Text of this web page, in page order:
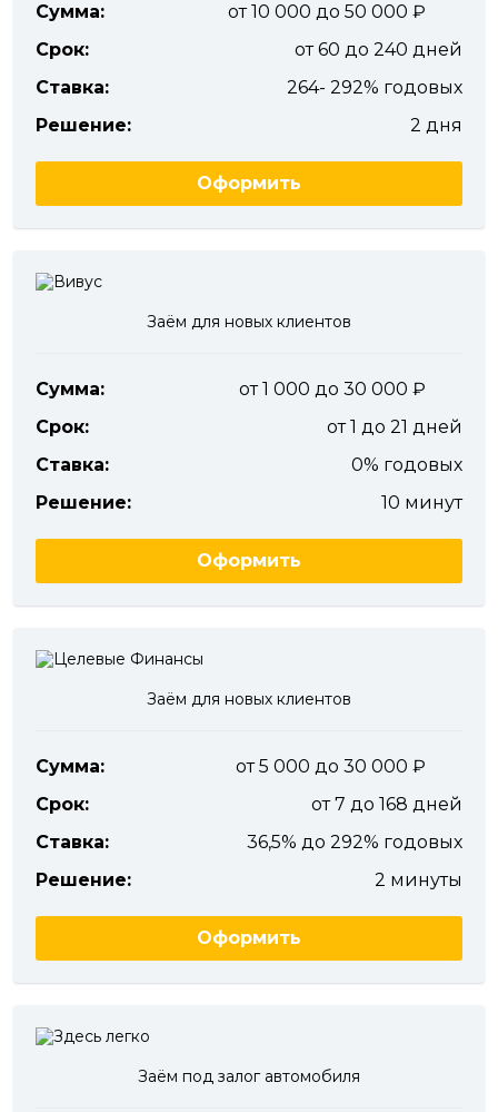
Сумма:
от 10 000 до 50 000
Срок:
от 60 до 240 дней
Ставка:
264- 292% годовых
Решение:
2 дня
Оформить
Заём для новых клиентов
Сумма:
от 1 000 до 30 000
Срок:
от 1 до 21 дней
Ставка:
0% годовых
Решение:
10 минут
Оформить
Заём для новых клиентов
Сумма:
от 5 000 до 30 000
Срок:
от 7 до 168 дней
Ставка:
36,5% до 292% годовых
Решение:
2 минуты
Оформить
Заём под залог автомобиля